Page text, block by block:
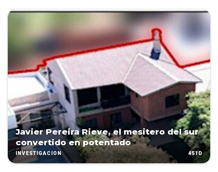
Javier Pereira Rieve, el mesitero del sur
convertido en potentado
INVESTIGACIÓN 451D